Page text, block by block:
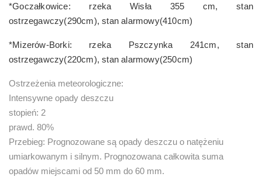
*Goczałkowice: rzeka Wisła 355 cm, stan
ostrzegawczy(290cm), stan alarmowy(410cm)
*Mizerów-Borki: rzeka Pszczynka 241cm, stan
ostrzegawczy(220cm), stan alarmowy(250cm)
Ostrzeżenia meteorologiczne:
Intensywne opady deszczu
stopień: 2
prawd. 80%
Przebieg: Prognozowane są opady deszczu o natężeniu
umiarkowanym i silnym. Prognozowana całkowita suma
opadów miejscami od 50 mm do 60 mm.